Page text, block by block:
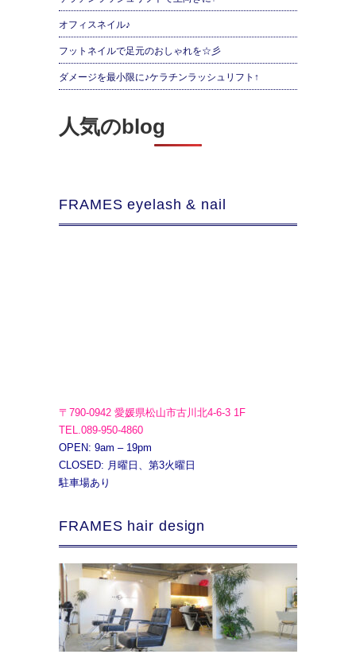
オフィスネイル♪
フットネイルで足元のおしゃれを☆彡
ダメージを最小限に♪ケラチンラッシュリフト↑
人気のblog
FRAMES eyelash & nail
〒790-0942 愛媛県松山市古川北4-6-3 1F
TEL.089-950-4860
OPEN: 9am – 19pm
CLOSED: 月曜日、第3火曜日
駐車場あり
FRAMES hair design